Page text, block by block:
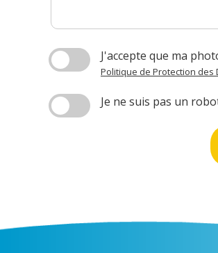
J'accepte que ma
Politique de Protection
Je ne suis pas un